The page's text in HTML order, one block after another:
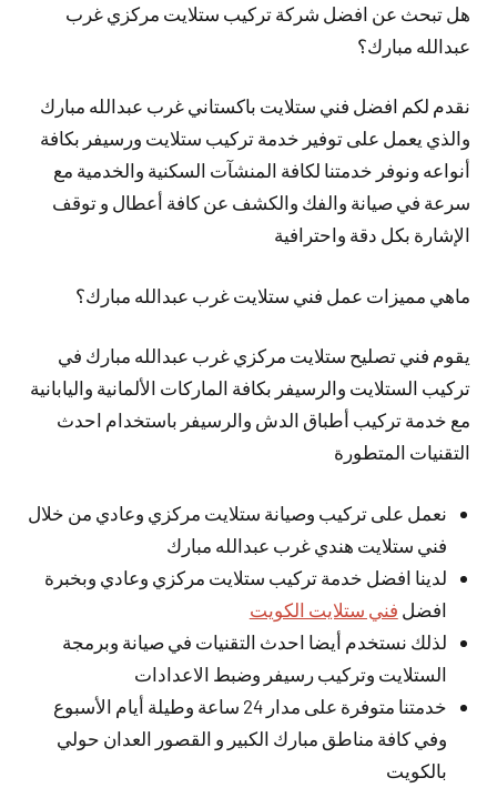
هل تبحث عن افضل شركة تركيب ستلايت مركزي غرب
عبدالله مبارك؟
نقدم لكم افضل فني ستلايت باكستاني غرب عبدالله مبارك
والذي يعمل على توفير خدمة تركيب ستلايت ورسيفر بكافة
أنواعه ونوفر خدمتنا لكافة المنشآت السكنية والخدمية مع
سرعة في صيانة والفك والكشف عن كافة أعطال و توقف
الإشارة بكل دقة واحترافية
ماهي مميزات عمل فني ستلايت غرب عبدالله مبارك؟
يقوم فني تصليح ستلايت مركزي غرب عبدالله مبارك في
تركيب الستلايت والرسيفر بكافة الماركات الألمانية واليابانية
مع خدمة تركيب أطباق الدش والرسيفر باستخدام احدث
التقنيات المتطورة
نعمل على تركيب وصيانة ستلايت مركزي وعادي من خلال
فني ستلايت هندي غرب عبدالله مبارك
لدينا افضل خدمة تركيب ستلايت مركزي وعادي وبخبرة
افضل فني ستلايت الكويت
لذلك نستخدم أيضا احدث التقنيات في صيانة وبرمجة
الستلايت وتركيب رسيفر وضبط الاعدادات
خدمتنا متوفرة على مدار 24 ساعة وطيلة أيام الأسبوع
وفي كافة مناطق مبارك الكبير و القصور العدان حولي
بالكويت